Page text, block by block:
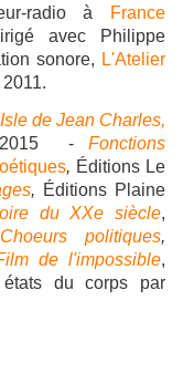
radio à
France
avec Philippe
sonore, L'Atelier
de Jean Charles,
2015 - Fonctions
, Éditions Le
, Éditions Plaine
du XXe siècle,
Choeurs politiques,
de l'impossible,
du corps par